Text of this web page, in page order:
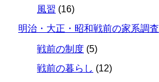
風習 (16)
明治・大正・昭和戦前の家系調査
戦前の制度 (5)
戦前の暮らし (12)